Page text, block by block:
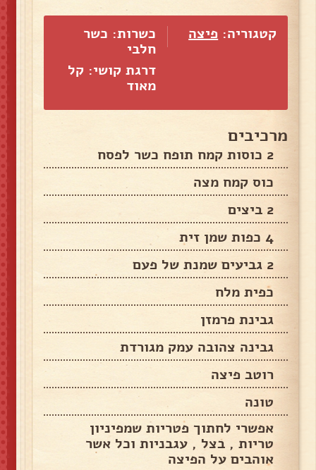
קטגוריה: פיצה
כשרות: כשר
חלבי
דרגת קושי: קל
מאוד
מרכיבים
2 כוסות קמח תופח כשר לפסח
כוס קמח מצה
2 ביצים
4 כפות שמן זית
2 גביעים שמנת של פעם
כפית מלח
גבינת פרמזן
גבינה צהובה עמק מגורדת
רוטב פיצה
טונה
אפשרי לחתוך פטריות שמפיניון
טריות , בצל , עגבניות וכל אשר
אוהבים על הפיצה